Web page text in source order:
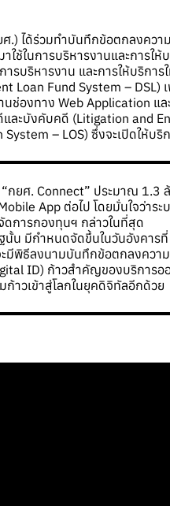
.) ได้ร่วมทำบันทึกข้อตกลงคว
ในการบริหารงานและการให้
บริหารงาน และการให้บริการใ
Loan Fund System – DSL)
ช่องทาง Web Application แ
และบังคับคดี (Litigation and
– LOS) ซึ่งจะเปิดให้บ
กยศ. Connect” ประมาณ 1.3
App ต่อไป โดยมั่นใจว่าระ
การกองทุนฯ กล่าวในที่สุด
น มีกำหนดจัดขึ้นในวันอังคาร
มีพิธีลงนามบันทึกข้อตกลงควา
ID) ก้าวสำคัญของบริการอ
ก้าวเข้าสู่โลกในยุคดิจิทัลอีกด้วย